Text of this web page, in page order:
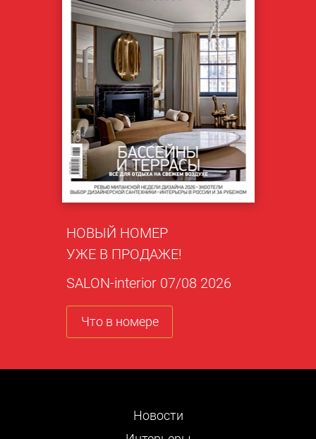
НОВЫЙ НОМЕР
УЖЕ В ПРОДАЖЕ!
SALON-interior 07/08 2026
Что в номере
Новости